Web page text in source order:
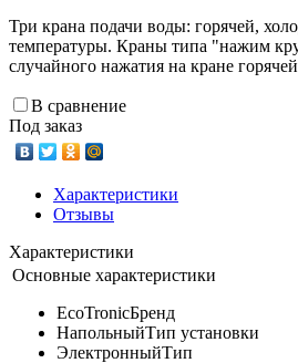
Три крана подачи воды: горячей,
температуры. Краны типа "нажим
случайного нажатия на кране
В сравнение
Под заказ
Характеристики
Отзывы
Характеристики
Основные характеристики
EcoTronicБренд
НапольныйТип установки
ЭлектронныйТип